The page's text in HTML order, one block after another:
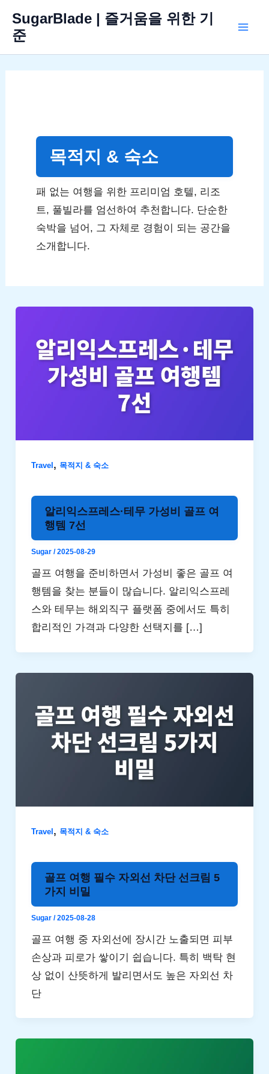
SugarBlade | 즐거움을 위한 기
준
목적지 & 숙소
패 없는 여행을 위한 프리미엄 호텔, 리조
트, 풀빌라를 엄선하여 추천합니다. 단순한
숙박을 넘어, 그 자체로 경험이 되는 공간을
소개합니다.
Travel , 목적지 & 숙소
알리익스프레스·테무 가성비 골프 여
행템 7선
Sugar /2025-08-29
골프 여행을 준비하면서 가성비 좋은 골프 여
행템을 찾는 분들이 많습니다. 알리익스프레
스와 테무는 해외직구 플랫폼 중에서도 특히
합리적인 가격과 다양한 선택지를 […]
Travel, 목적지 & 숙소
골프 여행 필수 자외선 차단 선크림 5
가지 비밀
Sugar /2025-08-28
골프 여행 중 자외선에 장시간 노출되면 피부
손상과 피로가 쌓이기 쉽습니다. 특히 백탁 현
상 없이 산뜻하게 발리면서도 높은 자외선 차
단